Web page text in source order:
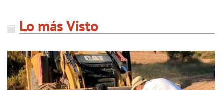
Lo más Visto